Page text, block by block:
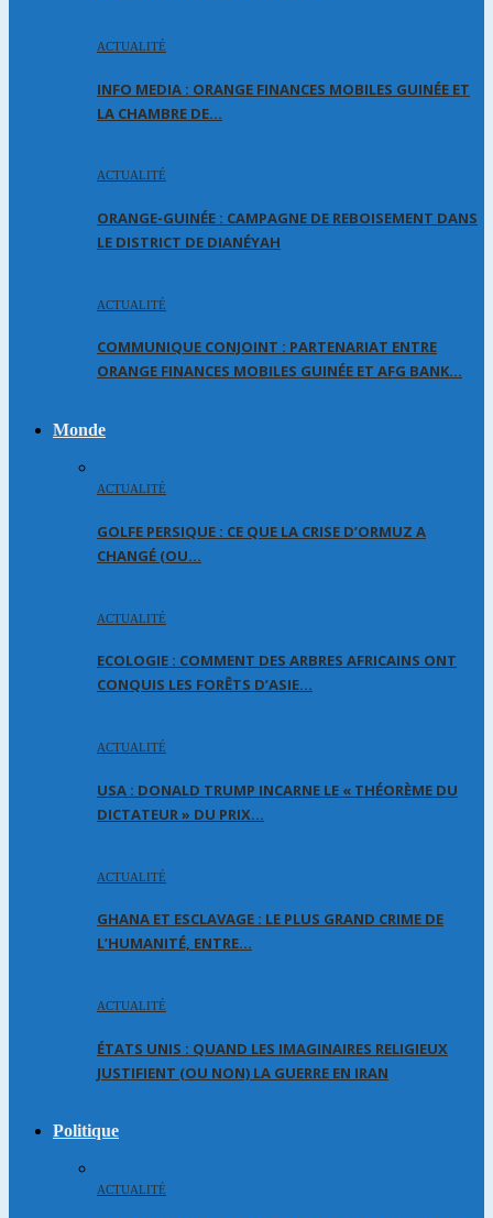
ACTUALITÉ
INFO MEDIA : ORANGE FINANCES MOBILES GUINÉE ET
LA CHAMBRE DE…
ACTUALITÉ
ORANGE-GUINÉE : CAMPAGNE DE REBOISEMENT DANS
LE DISTRICT DE DIANÉYAH
ACTUALITÉ
COMMUNIQUE CONJOINT : PARTENARIAT ENTRE
ORANGE FINANCES MOBILES GUINÉE ET AFG BANK…
Monde
ACTUALITÉ
GOLFE PERSIQUE : CE QUE LA CRISE D’ORMUZ A
CHANGÉ (OU…
ACTUALITÉ
ECOLOGIE : COMMENT DES ARBRES AFRICAINS ONT
CONQUIS LES FORÊTS D’ASIE…
ACTUALITÉ
USA : DONALD TRUMP INCARNE LE « THÉORÈME DU
DICTATEUR » DU PRIX…
ACTUALITÉ
GHANA ET ESCLAVAGE : LE PLUS GRAND CRIME DE
L’HUMANITÉ, ENTRE…
ACTUALITÉ
ÉTATS UNIS : QUAND LES IMAGINAIRES RELIGIEUX
JUSTIFIENT (OU NON) LA GUERRE EN IRAN
Politique
ACTUALITÉ